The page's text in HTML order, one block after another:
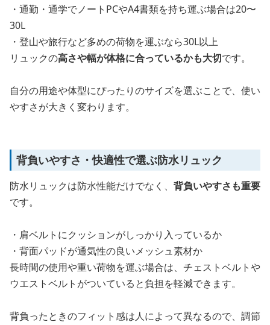
・通勤・通学でノートPCやA4書類を持ち運ぶ場合は20〜
30L
・登山や旅行など多めの荷物を運ぶなら30L以上
リュックの高さや幅が体格に合っているかも大切です。
自分の用途や体型にぴったりのサイズを選ぶことで、使い
やすさが大きく変わります。
背負いやすさ・快適性で選ぶ防水リュック
防水リュックは防水性能だけでなく、 背負いやすさも重要
です。
・肩ベルトにクッションがしっかり入っているか
・背面パッドが通気性の良いメッシュ素材か
長時間の使用や重い荷物を運ぶ場合は、チェストベルトや
ウエストベルトがついていると負担を軽減できます。
背負ったときのフィット感は人によって異なるので、調節